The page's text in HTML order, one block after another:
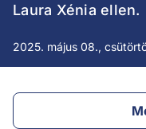
Laura Xénia ellen.
2025. május 08.,